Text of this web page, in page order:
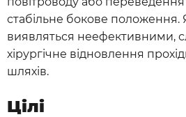
стабільне бокове положення.
виявляться неефективними,
хірургічне відновлення
шляхів.
Цілі